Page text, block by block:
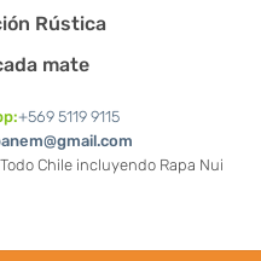
Rústica
mate
+569 5119 9115
Chile incluyendo Rapa Nui
cantidad